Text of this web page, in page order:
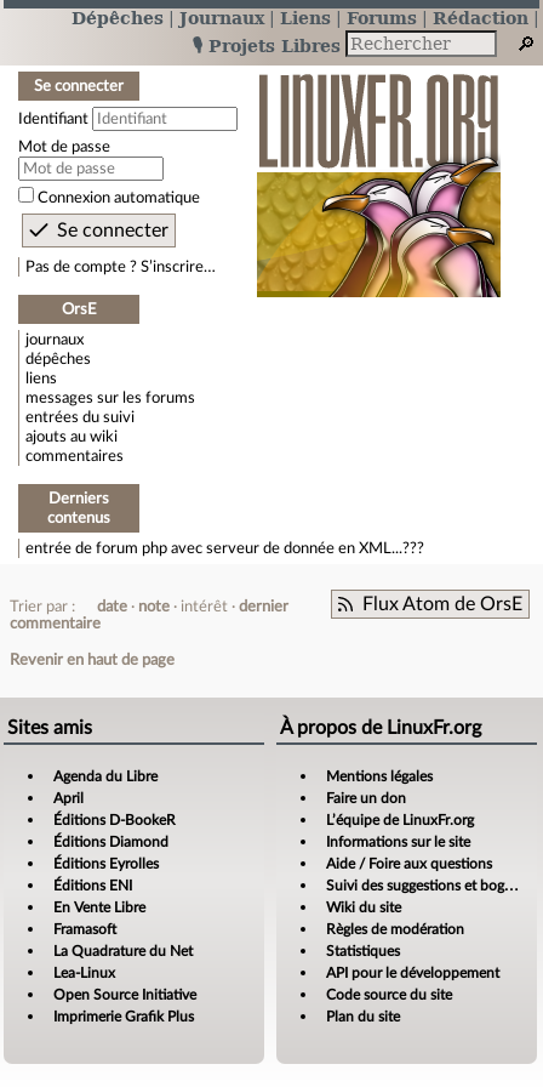
Dépêches Journaux Liens Forums
Rédaction
🎙️ Projets Libres
Se connecter
Identifiant
Mot de passe
Connexion automatique
Pas de compte ? S’inscrire…
OrsE
journaux
dépêches
liens
messages sur les forums
entrées du suivi
ajouts au wiki
commentaires
Derniers
contenus
entrée de forum php avec serveur de donnée en XML...???
Flux Atom de OrsE
Trier par : date note intérêt
dernier
commentaire
Revenir en haut de page
Sites amis
Agenda du Libre
April
Éditions D-BookeR
Éditions Diamond
Éditions Eyrolles
Éditions ENI
En Vente Libre
Framasoft
La Quadrature du Net
Lea-Linux
Open Source Initiative
Imprimerie Grafik Plus
À propos de LinuxFr.org
Mentions légales
Faire un don
L’équipe de LinuxFr.org
Informations sur le site
Aide / Foire aux questions
Suivi des suggestions et bogues
Wiki du site
Règles de modération
Statistiques
API pour le développement
Code source du site
Plan du site